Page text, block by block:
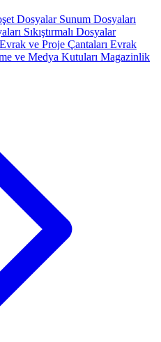
Dosyalar Sunum Dosyaları
Sıkıştırmalı Dosyalar
Evrak ve Proje Çantaları Evrak
ve Medya Kutuları Magazinlik